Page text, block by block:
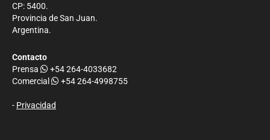
CP: 5400.
Provincia de San Juan.
Argentina.
Contacto
Prensa
+54 264-4033682
Comercial
+54 264-4998755
- Privacidad